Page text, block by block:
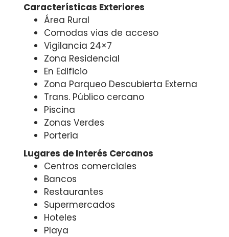
Características Exteriores
Área Rural
Comodas vias de acceso
Vigilancia 24×7
Zona Residencial
En Edificio
Zona Parqueo Descubierta Externa
Trans. Público cercano
Piscina
Zonas Verdes
Porteria
Lugares de Interés Cercanos
Centros comerciales
Bancos
Restaurantes
Supermercados
Hoteles
Playa